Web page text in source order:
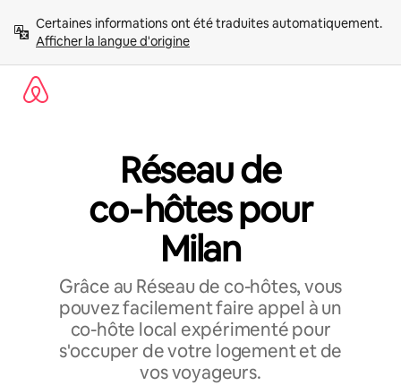
directement
contenu
Afficher la langue d'origine
Réseau de
co‑hôtes pour
Milan
Grâce au Réseau de co-hôtes, vous
pouvez facilement faire appel à un
co-hôte local expérimenté pour
s'occuper de votre logement et de
vos voyageurs.